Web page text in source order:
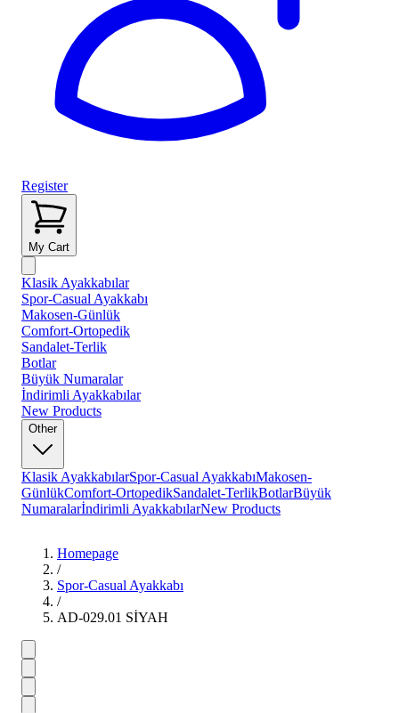
Register
My Cart
Klasik Ayakkabılar
Spor-Casual Ayakkabı
Makosen-Günlük
Comfort-Ortopedik
Sandalet-Terlik
Botlar
Büyük Numaralar
İndirimli Ayakkabılar
New Products
Other
Klasik AyakkabılarSpor-Casual AyakkabıMakosen-
GünlükComfort-OrtopedikSandalet-TerlikBotlarBüyük
Numaralarİndirimli AyakkabılarNew Products
Homepage
/
Spor-Casual Ayakkabı
/
AD-029.01 SİYAH